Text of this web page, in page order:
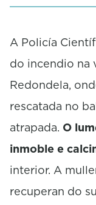
c
d
A Policía
do incendio na
Redondela,
rescatada no
atrapada. O
inmoble e
interior. A
recuperan do